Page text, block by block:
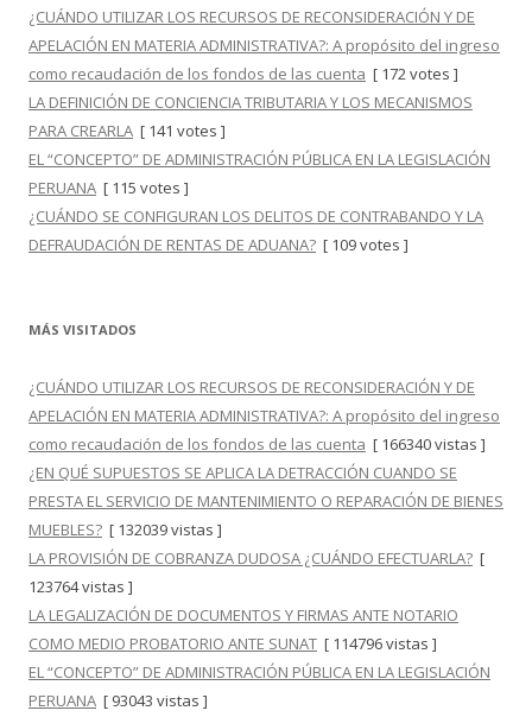
¿CUÁNDO UTILIZAR LOS RECURSOS DE RECONSIDERACIÓN Y DE
APELACIÓN EN MATERIA ADMINISTRATIVA?: A propósito del ingreso
como recaudación de los fondos de las cuenta [ 172 votes ]
LA DEFINICIÓN DE CONCIENCIA TRIBUTARIA Y LOS MECANISMOS
PARA CREARLA [ 141 votes ]
EL “CONCEPTO” DE ADMINISTRACIÓN PÚBLICA EN LA LEGISLACIÓN
PERUANA [ 115 votes ]
¿CUÁNDO SE CONFIGURAN LOS DELITOS DE CONTRABANDO Y LA
DEFRAUDACIÓN DE RENTAS DE ADUANA? [ 109 votes ]
MÁS VISITADOS
¿CUÁNDO UTILIZAR LOS RECURSOS DE RECONSIDERACIÓN Y DE
APELACIÓN EN MATERIA ADMINISTRATIVA?: A propósito del ingreso
como recaudación de los fondos de las cuenta [ 166340 vistas ]
¿EN QUÉ SUPUESTOS SE APLICA LA DETRACCIÓN CUANDO SE
PRESTA EL SERVICIO DE MANTENIMIENTO O REPARACIÓN DE BIENES
MUEBLES? [ 132039 vistas ]
LA PROVISIÓN DE COBRANZA DUDOSA ¿CUÁNDO EFECTUARLA? [
123764 vistas ]
LA LEGALIZACIÓN DE DOCUMENTOS Y FIRMAS ANTE NOTARIO
COMO MEDIO PROBATORIO ANTE SUNAT [ 114796 vistas ]
EL “CONCEPTO” DE ADMINISTRACIÓN PÚBLICA EN LA LEGISLACIÓN
PERUANA [ 93043 vistas ]